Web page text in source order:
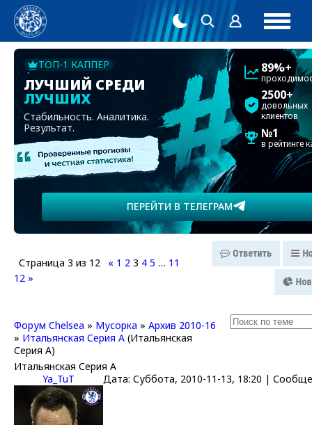
ТОП-1 КАППЕР
ЛУЧШИЙ СРЕДИ
ЛУЧШИХ
Стабильность. Аналитика.
Результат.
89%+
2500+
довольных
клиентов
№1
в рейтинге
ПЕРЕЙТИ В ТЕЛЕГРАМ
Страница 3 из 12 « 1 2 3 4 5 … 11
12 »
Форум Chelsea » Мусорка » Архив 2010-16
» Итальянская Серия А (Итальянская
Серия А)
Итальянская Серия А
Ya_TuT
Дата: Суббота, 2010-11-13, 18:20 |